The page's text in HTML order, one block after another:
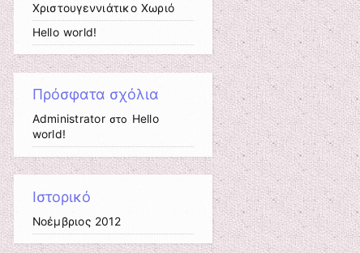
Χριστουγεννιάτικο Χωριό
Hello world!
Πρόσφατα σχόλια
Administratorστο Hello
world!
Ιστορικό
Νοέμβριος 2012